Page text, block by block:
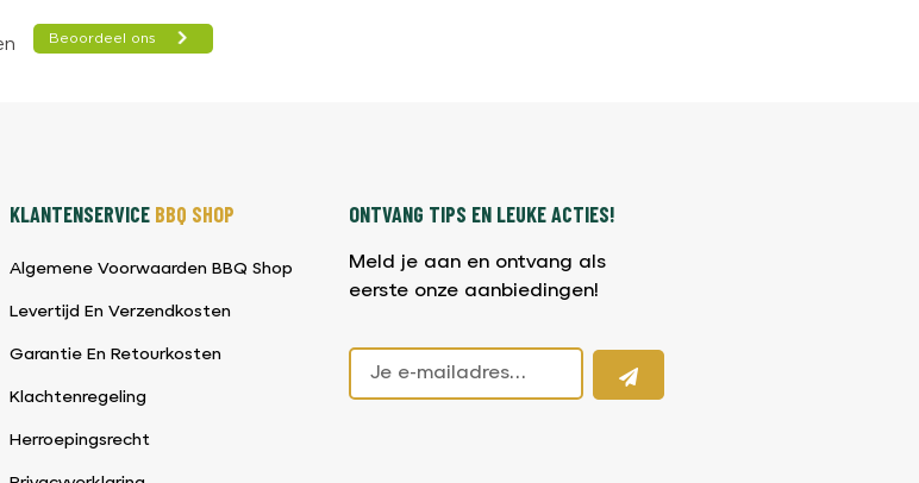
KLANTENSERVICE BBQ SHOP
Algemene Voorwaarden BBQ Shop
Levertijd En Verzendkosten
Garantie En Retourkosten
Klachtenregeling
Herroepingsrecht
ONTVANG TIPS EN LEUKE ACTIES!
Meld je aan en ontvang als
eerste onze aanbiedingen!